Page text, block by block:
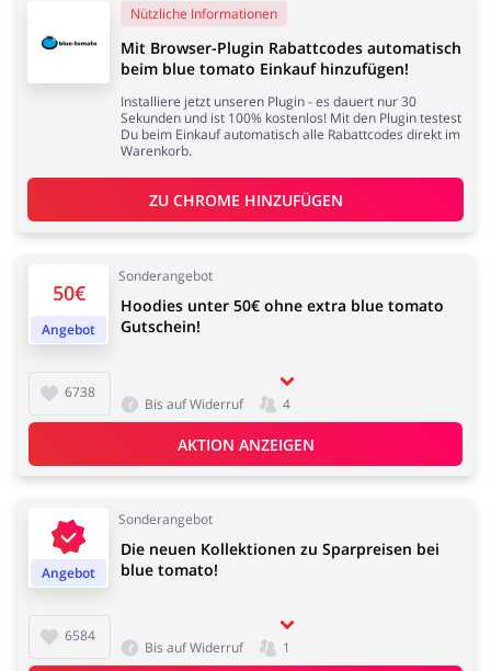
50€
Angebot
Sonderangebot
6738
Hoodies unter 50€ ohne extra blue tomato
Gutschein!
Bis auf Widerruf 4
AKTION ANZEIGEN
Angebot
Sonderangebot
6584
Die neuen Kollektionen zu Sparpreisen bei
blue tomato!
Bis auf Widerruf 1
Nützliche Informationen
Mit Browser-Plugin Rabattcodes automatisch
beim blue tomato Einkauf hinzufügen!
Installiere jetzt unseren Plugin - es dauert nur 30
Sekunden und ist 100% kostenlos! Mit den Plugin testest
Du beim Einkauf automatisch alle Rabattcodes direkt im
Warenkorb.
ZU CHROME HINZUFÜGEN